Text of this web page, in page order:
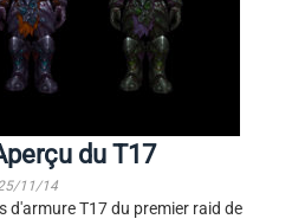
du T17
11/14
d'armure T17 du premier raid de